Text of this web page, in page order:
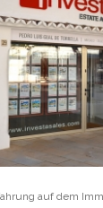
auf dem